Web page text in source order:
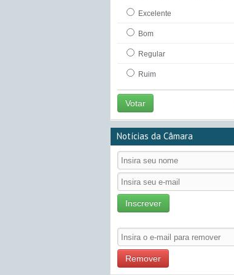
Excelente
Bom
Regular
Ruim
Votar
Notícias da Câmara
Inscrever
Remover